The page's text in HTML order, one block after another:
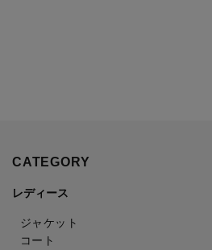
CATEGORY
レディース
ジャケット
コート